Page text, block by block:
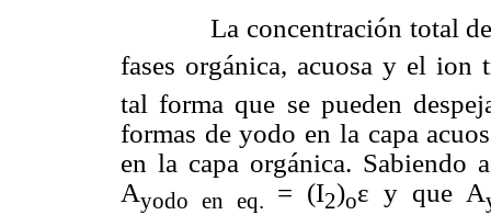
La concentración total de
fases orgánica, acuosa y el ion
tal forma que se pueden
formas de yodo en la capa
en la capa orgánica. Sabiendo
Ayodo en eq. = (I2)oε y que A